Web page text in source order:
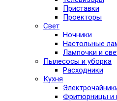
Приставки
Проекторы
Свет
Ночники
Настольные
Лампочки и
Пылесосы и уборка
Расходники
Кухня
Фритюрницы и